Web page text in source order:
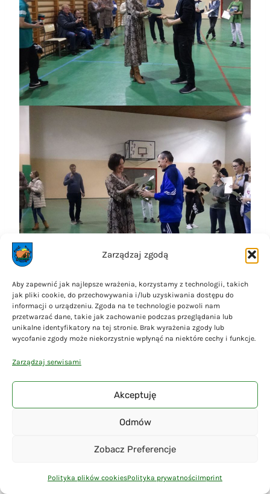
Zarządzaj zgodą
Aby zapewnić jak najlepsze wrażenia, korzystamy z technologii, takich
jak pliki cookie, do przechowywania i/lub uzyskiwania dostępu do
informacji o urządzeniu. Zgoda na te technologie pozwoli nam
przetwarzać dane, takie jak zachowanie podczas przeglądania lub
unikalne identyfikatory na tej stronie. Brak wyrażenia zgody lub
wycofanie zgody może niekorzystnie wpłynąć na niektóre cechy i funkcje.
Zarządzaj serwisami
Akceptuję
Odmów
Zobacz Preferencje
Polityka plików cookiesPolityka prywatnościImprint